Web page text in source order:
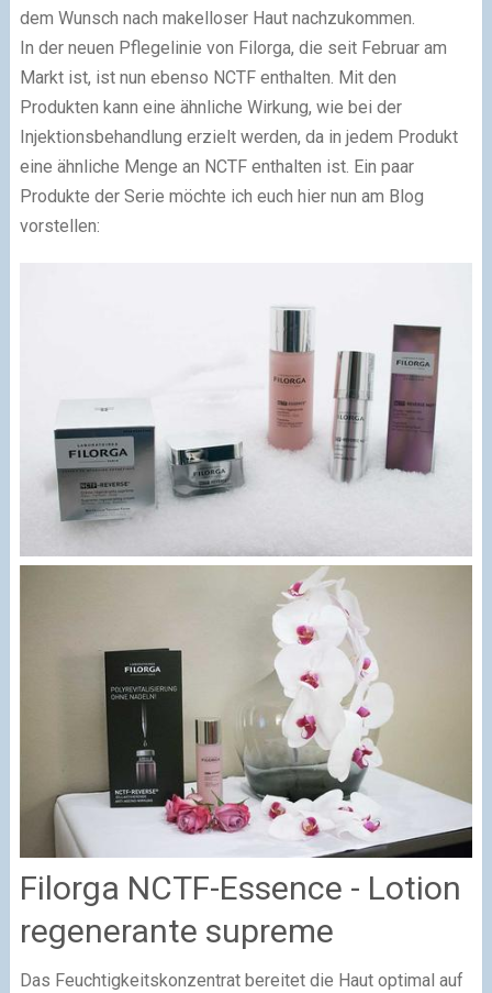
dem Wunsch nach makelloser Haut nachzukommen.
In der neuen Pflegelinie von Filorga, die seit Februar am
Markt ist, ist nun ebenso NCTF enthalten. Mit den
Produkten kann eine ähnliche Wirkung, wie bei der
Injektionsbehandlung erzielt werden, da in jedem Produkt
eine ähnliche Menge an NCTF enthalten ist. Ein paar
Produkte der Serie möchte ich euch hier nun am Blog
vorstellen:
Filorga NCTF-Essence - Lotion
regenerante supreme
Das Feuchtigkeitskonzentrat bereitet die Haut optimal auf